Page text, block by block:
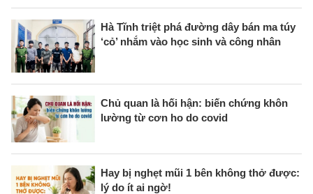
Hà Tĩnh triệt phá đường dây bán ma túy
‘cỏ’ nhắm vào học sinh và công nhân
Chủ quan là hối hận: biến chứng khôn
lường từ cơn ho do covid
Hay bị nghẹt mũi 1 bên không thở được:
lý do ít ai ngờ!